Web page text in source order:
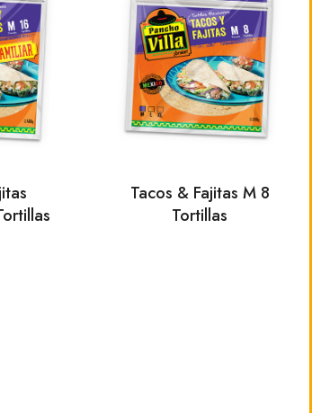
Tacos & Fajitas M 8
Tortillas